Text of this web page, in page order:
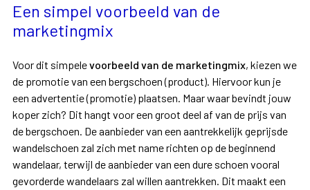
Een simpel voorbeeld van de
marketingmix
Voor dit simpelevoorbeeld van de marketingmix, kiezen we
de promotie van een bergschoen (product). Hiervoor kun je
een advertentie (promotie) plaatsen. Maar waar bevindt jouw
koper zich? Dit hangt voor een groot deel af van de prijs van
de bergschoen. De aanbieder van een aantrekkelijk geprijsde
wandelschoen zal zich met name richten op de beginnend
wandelaar, terwijl de aanbieder van een dure schoen vooral
gevorderde wandelaars zal willen aantrekken. Dit maakt een